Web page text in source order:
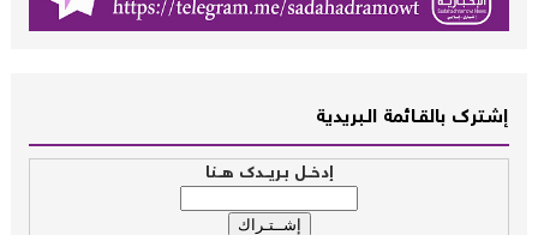
إشــترك بالقـــائمة الــبريدية
إدخــل بـريــدك هــنا